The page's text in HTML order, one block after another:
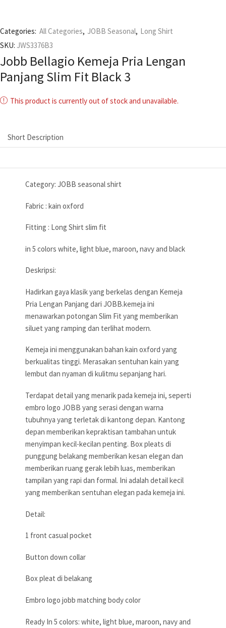
Categories: All Categories, JOBB Seasonal, Long Shirt
SKU: JWS3376B3
Jobb Bellagio Kemeja Pria Lengan
Panjang Slim Fit Black 3
This product is currently out of stock and unavailable.
Short Description
Category: JOBB seasonal shirt
Fabric : kain oxford
Fitting : Long Shirt slim fit
in 5 colors white, light blue, maroon, navy and black
Deskripsi:
Hadirkan gaya klasik yang berkelas dengan Kemeja
Pria Lengan Panjang dari JOBB.kemeja ini
menawarkan potongan Slim Fit yang memberikan
siluet yang ramping dan terlihat modern.
Kemeja ini menggunakan bahan kain oxford yang
berkualitas tinggi. Merasakan sentuhan kain yang
lembut dan nyaman di kulitmu sepanjang hari.
Terdapat detail yang menarik pada kemeja ini, seperti
embro logo JOBB yang serasi dengan warna
tubuhnya yang terletak di kantong depan. Kantong
depan memberikan kepraktisan tambahan untuk
menyimpan kecil-kecilan penting. Box pleats di
punggung belakang memberikan kesan elegan dan
memberikan ruang gerak lebih luas, memberikan
tampilan yang rapi dan formal. Ini adalah detail kecil
yang memberikan sentuhan elegan pada kemeja ini.
Detail:
1 front casual pocket
Button down collar
Box pleat di belakang
Embro logo jobb matching body color
Ready In 5 colors: white, light blue, maroon, navy and